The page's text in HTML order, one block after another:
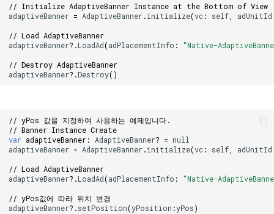
// Initialize AdaptiveBanner Instance at the Bottom of View
adaptiveBanner = AdaptiveBanner.initialize(vc: self adUnitId
// Load AdaptiveBanner
adaptiveBanner?.LoadAd(adPlacementInfo :
"Native-
// Destroy AdaptiveBanner
adaptiveBanner?.Destroy()
// yPos 값을 지정하여 사용하는 예제입니다.
// Banner Instance Create
var adaptiveBanner: AdaptiveBanner? = null
adaptiveBanner = AdaptiveBanner.initialize(vc: self, adUnitId
// Load AdaptiveBanner
adaptiveBanner?.LoadAd(adPlacementInfo :
"Native-
// yPos값에 따라 위치 변경
adaptiveBanner?.setPosition(yPosition :yPos)